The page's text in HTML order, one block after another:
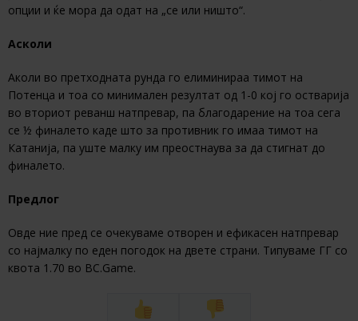
опции и ќе мора да одат на „се или ништо“.
Асколи
Аколи во претходната рунда го елиминираа тимот на
Потенца и тоа со минимален резултат од 1-0 кој го остварија
во вториот реванш натпревар, па благодарение на тоа сега
се ½ финалето каде што за противник го имаа тимот на
Катанија, па уште малку им преостнаува за да стигнат до
финалето.
Предлог
Овде ние пред се очекуваме отворен и ефикасен натпревар
со најмалку по еден погодок на двете страни. Типуваме ГГ со
квота 1.70 во BC.Game.